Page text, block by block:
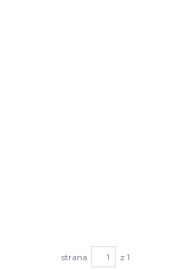
strana z 1